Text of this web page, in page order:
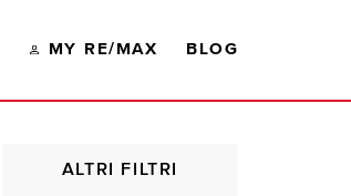
MY RE/MAX BLOG
ALTRI FILTRI